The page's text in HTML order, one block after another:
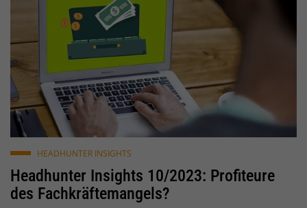
Headhunter Insights 10/2023: Profiteure
des Fachkräftemangels?
HEADHUNTER INSIGHTS